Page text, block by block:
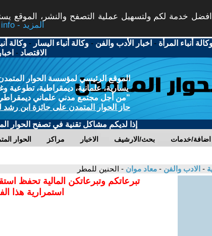
افضل خدمة لكم ولتسهيل عملية التصفح والنشر، الموقع
More info - المزيد
أنباء المرأة - اخبار الأدب والفن -وكالة أنباء اليسار -وكالة
الاقتصاد -
الموقع الرئيسي لمؤسسة الحوار
يسارية، علمانية، ديمقراطية، تطوعية
"من أجل مجتمع مدني علماني ديمقراطي
حاز الحوار المتمدن على جائزة ابن رشد
إذا لديكم مشاكل تقنية في تصفح الحوار
الحوار مراكز الاخبار بحث/الارشيف اضافة/خدمات
- الادب والفن - معاد موان - الحنين للمطر
تبرعاتكم وتبرعاتكن المالية تحفظ
استمرارية هذا